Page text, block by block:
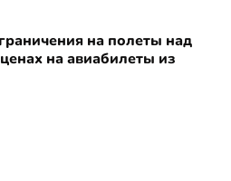
на полеты над
на авиабилеты из